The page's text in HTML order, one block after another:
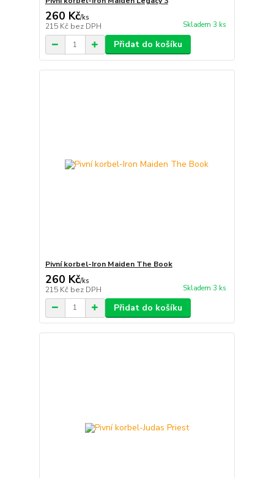
260 Kč/ks
215 Kč bez DPH Skladem 3 ks
Přidat do košíku
Pivní korbel-Iron Maiden The Book
260 Kč/ks
215 Kč bez DPH Skladem 3 ks
Přidat do košíku